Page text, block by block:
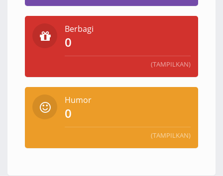
Berbagi
0
(TAMPILKAN)
Humor
0
(TAMPILKAN)